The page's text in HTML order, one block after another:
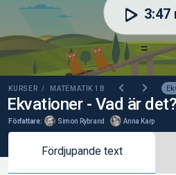
KURSER / MATEMATIK 1B
Ekvationer - Vad är det?
Författare: Simon Rybrand Anna Karp
3:47
Fördjupande text